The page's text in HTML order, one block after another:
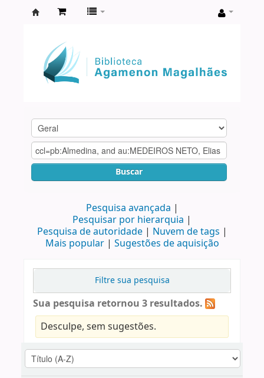
Agamenon
Magalhães
Buscar
Pesquisa avançada
Pesquisar por hierarquia
Pesquisa de autoridade
Nuvem de tags
Mais popular
Sugestões de aquisição
Filtre sua pesquisa
Sua pesquisa retornou 3 resultados.
Desculpe, sem sugestões.